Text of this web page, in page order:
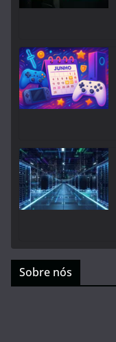
Sobre nós